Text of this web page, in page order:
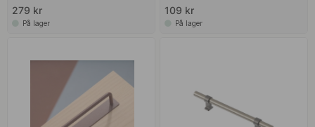
279 kr
På lager
109 kr
På lager